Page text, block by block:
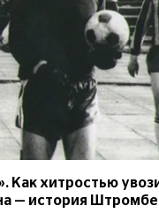
Как хитростью
— история